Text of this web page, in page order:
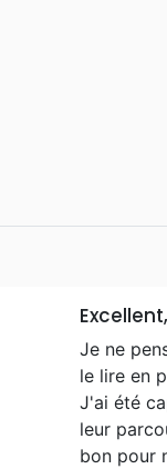
Je ne
le lire en
J'ai été
leur
bon pour